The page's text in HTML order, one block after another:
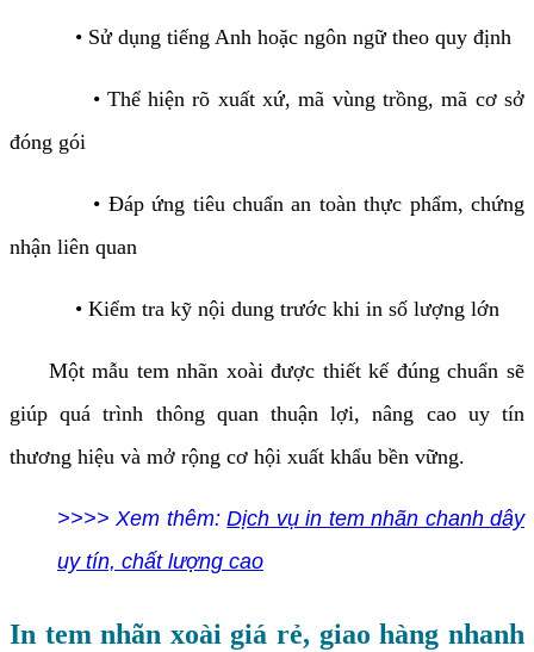
• Sử dụng tiếng Anh hoặc ngôn ngữ theo quy định
• Thể hiện rõ xuất xứ, mã vùng trồng, mã cơ sở
đóng gói
• Đáp ứng tiêu chuẩn an toàn thực phẩm, chứng
nhận liên quan
• Kiểm tra kỹ nội dung trước khi in số lượng lớn
Một mẫu tem nhãn xoài được thiết kế đúng chuẩn sẽ
giúp quá trình thông quan thuận lợi, nâng cao uy tín
thương hiệu và mở rộng cơ hội xuất khẩu bền vững.
>>>> Xem thêm:Dịch vụ in tem nhãn chanh dây
uy tín, chất lượng cao
In tem nhãn xoài giá rẻ, giao hàng nhanh